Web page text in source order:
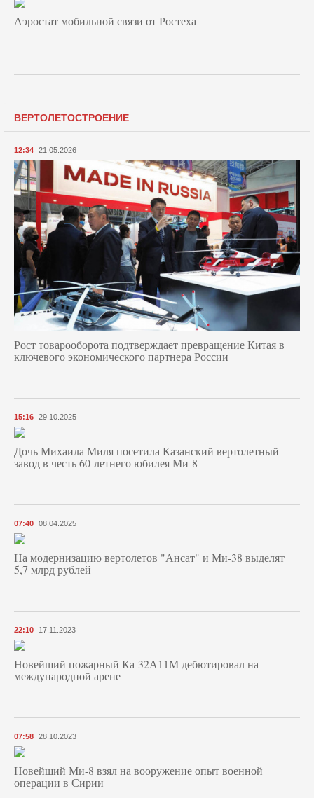
Аэростат мобильной связи от Ростеха
ВЕРТОЛЕТОСТРОЕНИЕ
12:34 21.05.2026
Рост товарооборота подтверждает превращение Китая в
ключевого экономического партнера России
15:16 29.10.2025
Дочь Михаила Миля посетила Казанский вертолетный
завод в честь 60-летнего юбилея Ми-8
07:40 08.04.2025
На модернизацию вертолетов "Ансат" и Ми-38 выделят
5,7 млрд рублей
22:10 17.11.2023
Новейший пожарный Ка-32А11М дебютировал на
международной арене
07:58 28.10.2023
Новейший Ми-8 взял на вооружение опыт военной
операции в Сирии